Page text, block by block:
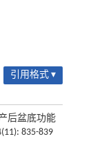
引用格式 ▾
后盆底功能
835-839